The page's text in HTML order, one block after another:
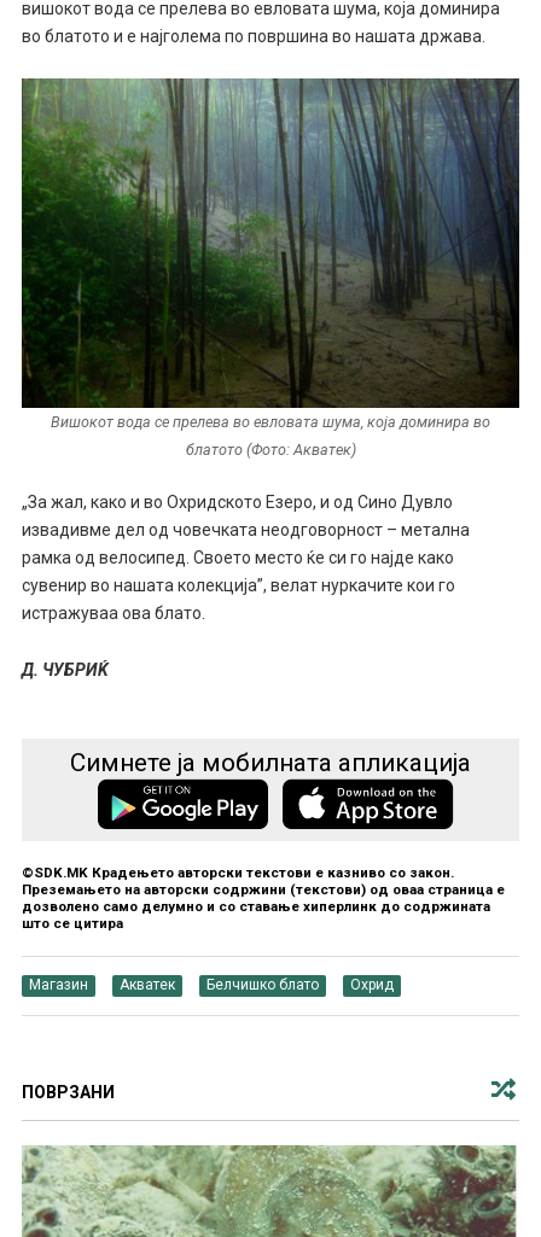
вишокот вода се прелева во евловата шума, која доминира
во блатото и е најголема по површина во нашата држава.
Вишокот вода се прелева во евловата шума, која доминира во
блатото (Фото: Акватек)
„За жал, како и во Охридското Езеро, и од Сино Дувло
извадивме дел од човечката неодговорност – метална
рамка од велосипед. Своето место ќе си го најде како
сувенир во нашата колекција”, велат нуркачите кои го
истражуваа ова блато.
Д. ЧУБРИЌ
Симнете ја мобилната апликација
©SDK.MK Крадењето авторски текстови е казниво со закон.
Преземањето на авторски содржини (текстови) од оваа страница е
дозволено само делумно и со ставање хиперлинк до содржината
што се цитира
Магазин Акватек Белчишко блато Охрид
ПОВРЗАНИ